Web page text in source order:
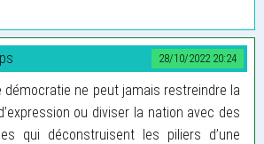
28/10/2022 20:24
démocratie ne peut jamais restreindre la
ou diviser la nation avec des
qui déconstruisent les piliers d’une